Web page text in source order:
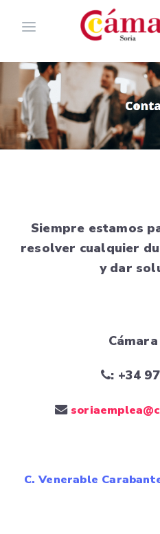
Siempre estamos
resolver cualquier
y dar
: +34
C. Venerable